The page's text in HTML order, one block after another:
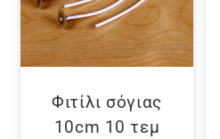
Φιτίλι σόγιας
10cm 10 τεμ